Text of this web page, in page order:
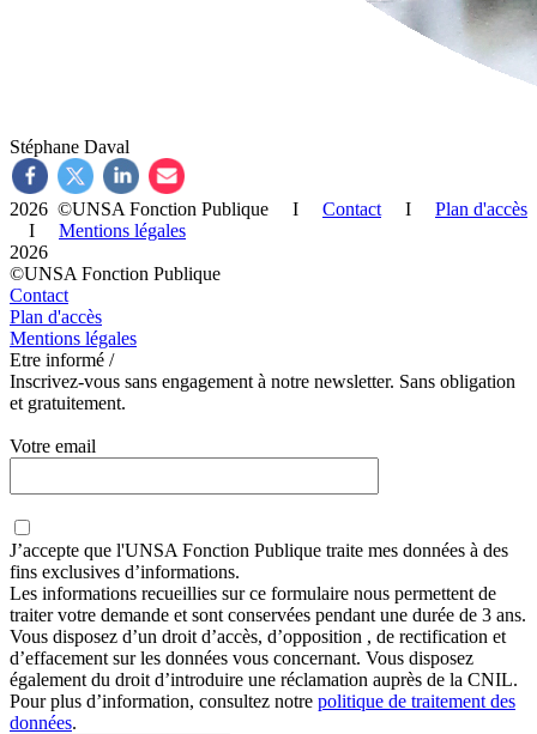
Stéphane Daval
2026 ©UNSA Fonction Publique I Contact I Plan d'accès
I Mentions légales
2026
©UNSA Fonction Publique
Contact
Plan d'accès
Mentions légales
Etre informé /
Inscrivez-vous sans engagement à notre newsletter. Sans obligation
et gratuitement.
Votre email
J’accepte que l'UNSA Fonction Publique traite mes données à des
fins exclusives d’informations.
Les informations recueillies sur ce formulaire nous permettent de
traiter votre demande et sont conservées pendant une durée de 3 ans.
Vous disposez d’un droit d’accès, d’opposition , de rectification et
d’effacement sur les données vous concernant. Vous disposez
également du droit d’introduire une réclamation auprès de la CNIL.
Pour plus d’information, consultez notre politique de traitement des
données.